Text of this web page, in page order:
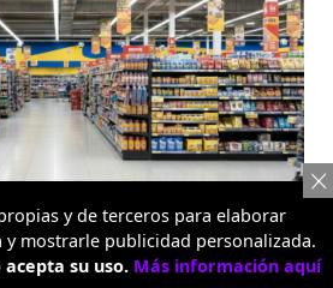
y de terceros para elaborar
mostrarle publicidad personalizada.
su uso. Más información aquí